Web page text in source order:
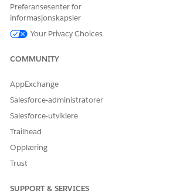
og detaljene om deres apotekfordeler. De
tilpassede området ved å bruke
spore pasientenes behandlingsreise og få
Salesforce Hjelp: Patient Support
HJALP DENNE ARTIKKELEN MED Å LØSE
Preferansesenter for
informasjonskapsler
Your Privacy Choices
COMMUNITY
AppExchange
Salesforce-administratorer
Salesforce-utviklere
Trailhead
Opplæring
Trust
SUPPORT & SERVICES